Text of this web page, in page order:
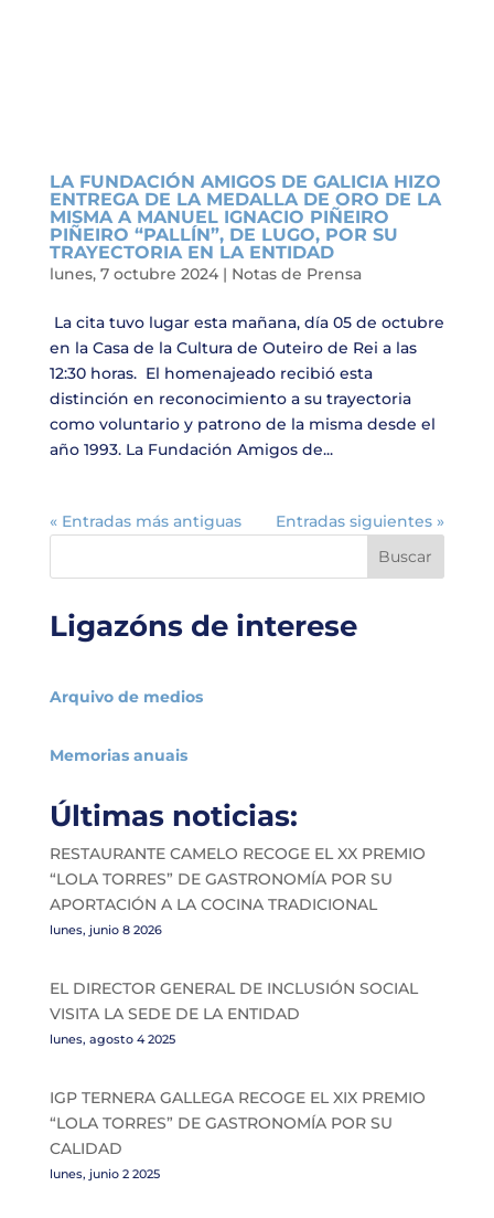
LA FUNDACIÓN AMIGOS DE GALICIA HIZO
ENTREGA DE LA MEDALLA DE ORO DE LA
MISMA A MANUEL IGNACIO PIÑEIRO
PIÑEIRO “PALLÍN”, DE LUGO, POR SU
TRAYECTORIA EN LA ENTIDAD
lunes, 7 octubre 2024| Notas de Prensa
La cita tuvo lugar esta mañana, día 05 de octubre
en la Casa de la Cultura de Outeiro de Rei a las
12:30 horas. El homenajeado recibió esta
distinción en reconocimiento a su trayectoria
como voluntario y patrono de la misma desde el
año 1993. La Fundación Amigos de...
« Entradas más antiguas
Entradas siguientes »
Buscar
Ligazóns de interese
Arquivo de medios
Memorias anuais
Últimas noticias:
RESTAURANTE CAMELO RECOGE EL XX PREMIO
“LOLA TORRES” DE GASTRONOMÍA POR SU
APORTACIÓN A LA COCINA TRADICIONAL
lunes, junio 8 2026
EL DIRECTOR GENERAL DE INCLUSIÓN SOCIAL
VISITA LA SEDE DE LA ENTIDAD
lunes, agosto 4 2025
IGP TERNERA GALLEGA RECOGE EL XIX PREMIO
“LOLA TORRES” DE GASTRONOMÍA POR SU
CALIDAD
lunes, junio 2 2025